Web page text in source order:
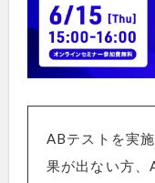
ABテストを実
果が出ない方、